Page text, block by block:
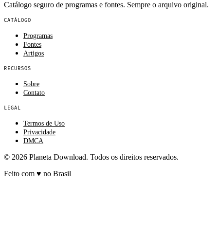
Catálogo seguro de programas e fontes. Sempre o arquivo original.
CATÁLOGO
Programas
Fontes
Artigos
RECURSOS
Sobre
Contato
LEGAL
Termos de Uso
Privacidade
DMCA
© 2026 Planeta Download. Todos os direitos reservados.
Feito com ♥ no Brasil